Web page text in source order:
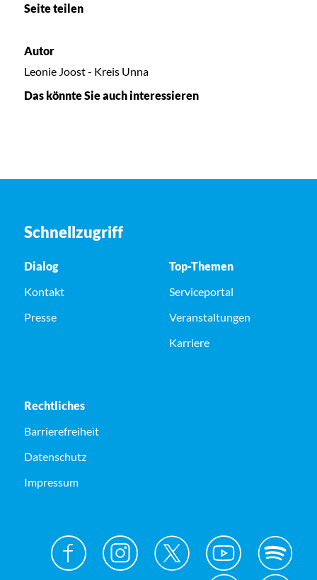
Seite teilen
Autor
Leonie Joost - Kreis Unna
Das könnte Sie auch interessieren
Schnellzugriff
Dialog
Kontakt
Presse
Top-Themen
Serviceportal
Veranstaltungen
Karriere
Rechtliches
Barrierefreiheit
Datenschutz
Impressum